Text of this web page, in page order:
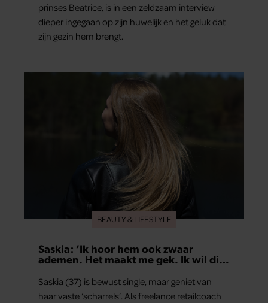
prinses Beatrice, is in een zeldzaam interview
dieper ingegaan op zijn huwelijk en het geluk dat
zijn gezin hem brengt.
BEAUTY & LIFESTYLE
Saskia: ‘Ik hoor hem ook zwaar
ademen. Het maakt me gek. Ik wil die
Saskia (37) is bewust single, maar geniet van
haar vaste ‘scharrels’. Als freelance retailcoach